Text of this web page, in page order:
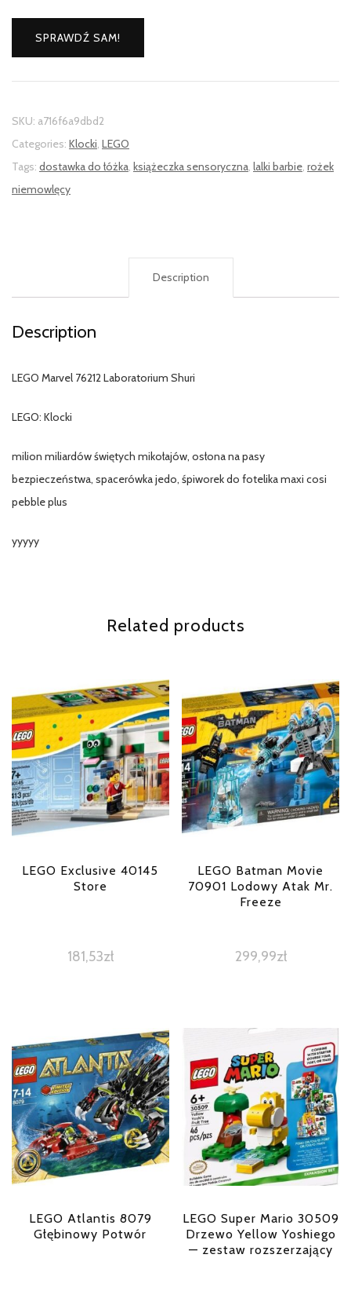
SPRAWDŹ SAM!
SKU: a716f6a9dbd2
Categories: Klocki, LEGO
Tags: dostawka do łóżka, książeczka sensoryczna, lalki barbie, rożek
niemowlęcy
Description
Description
LEGO Marvel 76212 Laboratorium Shuri
LEGO: Klocki
milion miliardów świętych mikołajów, osłona na pasy
bezpieczeństwa, spacerówka jedo, śpiworek do fotelika maxi cosi
pebble plus
yyyyy
Related products
LEGO Exclusive 40145
Store
181,53zł
LEGO Batman Movie
70901 Lodowy Atak Mr.
Freeze
299,99zł
LEGO Atlantis 8079
Głębinowy Potwór
LEGO Super Mario 30509
Drzewo Yellow Yoshiego
— zestaw rozszerzający